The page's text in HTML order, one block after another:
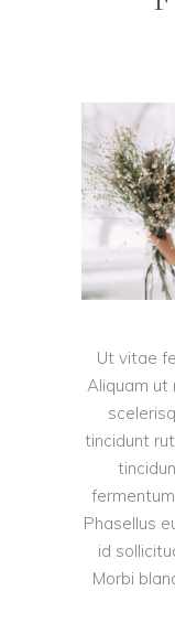
Ut vitae
Aliquam ut
tincidunt
Phasellus
id
Morbi